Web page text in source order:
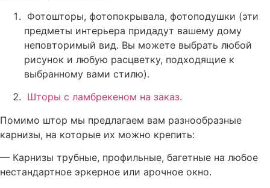
Фотошторы, фотопокрывала, фотоподушки (эти
предметы интерьера придадут вашему дому
неповторимый вид. Вы можете выбрать любой
рисунок и любую расцветку, подходящие к
выбранному вами стилю).
Шторы с ламбрекеном на заказ.
Помимо штор мы предлагаем вам разнообразные
карнизы, на которые их можно крепить:
— Карнизы трубные, профильные, багетные на любое
нестандартное эркерное или арочное окно.